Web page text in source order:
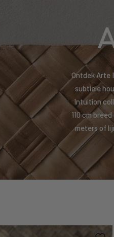
Ontdek Arte
subtiele
Intuition
110 cm
meters of